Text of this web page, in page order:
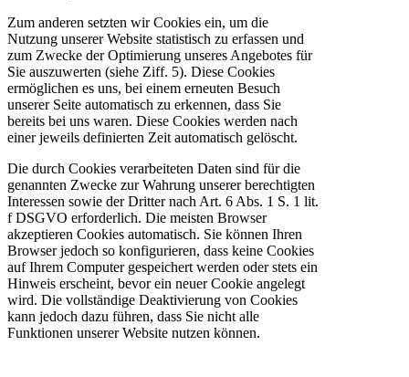
Zum anderen setzten wir Cookies ein, um die
Nutzung unserer Website statistisch zu erfassen und
zum Zwecke der Optimierung unseres Angebotes für
Sie auszuwerten (siehe Ziff. 5). Diese Cookies
ermöglichen es uns, bei einem erneuten Besuch
unserer Seite automatisch zu erkennen, dass Sie
bereits bei uns waren. Diese Cookies werden nach
einer jeweils definierten Zeit automatisch gelöscht.
Die durch Cookies verarbeiteten Daten sind für die
genannten Zwecke zur Wahrung unserer berechtigten
Interessen sowie der Dritter nach Art. 6 Abs. 1 S. 1 lit.
f DSGVO erforderlich. Die meisten Browser
akzeptieren Cookies automatisch. Sie können Ihren
Browser jedoch so konfigurieren, dass keine Cookies
auf Ihrem Computer gespeichert werden oder stets ein
Hinweis erscheint, bevor ein neuer Cookie angelegt
wird. Die vollständige Deaktivierung von Cookies
kann jedoch dazu führen, dass Sie nicht alle
Funktionen unserer Website nutzen können.